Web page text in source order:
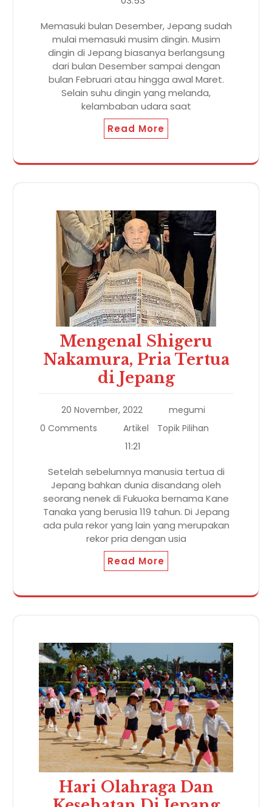
Memasuki bulan Desember, Jepang sudah
mulai memasuki musim dingin. Musim
dingin di Jepang biasanya berlangsung
dari bulan Desember sampai dengan
bulan Februari atau hingga awal Maret.
Selain suhu dingin yang melanda,
kelambaban udara saat
Read More
Mengenal Shigeru
Nakamura, Pria Tertua
di Jepang
20 November, 2022
megumi
0 Comments
Artikel Topik Pilihan
11:21
Setelah sebelumnya manusia tertua di
Jepang bahkan dunia disandang oleh
seorang nenek di Fukuoka bernama Kane
Tanaka yang berusia 119 tahun. Di Jepang
ada pula rekor yang lain yang merupakan
rekor pria dengan usia
Read More
Hari Olahraga Dan